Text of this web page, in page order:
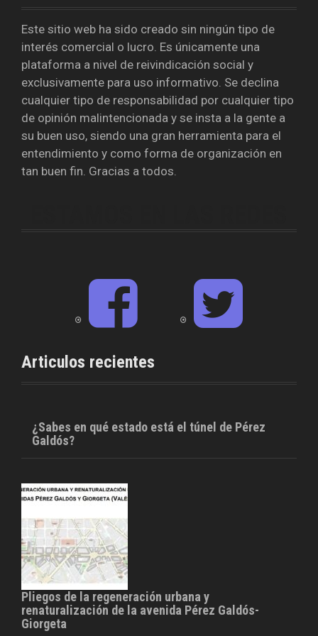
Este sitio web ha sido creado sin ningún tipo de
interés comercial o lucro. Es únicamente una
plataforma a nivel de reivindicación social y
exclusivamente para uso informativo. Se declina
cualquier tipo de responsabilidad por cualquier tipo
de opinión malintencionada y se insta a la gente a
su buen uso, siendo una gran herramienta para el
entendimiento y como forma de organización en
tan buen fin. Gracias a todos.
a
k
w
Articulos recientes
¿Sabes en qué estado está el túnel de Pérez
Galdós?
Pliegos de la regeneración urbana y
renaturalización de la avenida Pérez Galdós-
Giorgeta